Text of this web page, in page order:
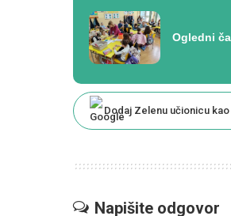
Ogledni
Dodaj Zelenu učionicu
Napišite odgovor